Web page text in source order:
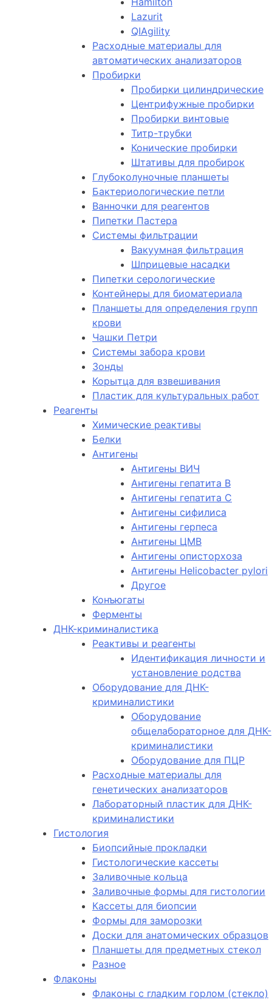
Lazurit
QIAgility
Расходные материалы для
автоматических анализаторов
Пробирки
Пробирки цилиндрические
Центрифужные пробирки
Пробирки винтовые
Титр-трубки
Конические пробирки
Штативы для пробирок
Глубоколуночные планшеты
Бактериологические петли
Ванночки для реагентов
Пипетки Пастера
Системы фильтрации
Вакуумная фильтрация
Шприцевые насадки
Пипетки серологические
Контейнеры для биоматериала
Планшеты для определения групп
крови
Чашки Петри
Системы забора крови
Зонды
Корытца для взвешивания
Пластик для культуральных работ
Реагенты
Химические реактивы
Белки
Антигены
Антигены ВИЧ
Антигены гепатита B
Антигены гепатита C
Антигены сифилиса
Антигены герпеса
Антигены ЦМВ
Антигены описторхоза
Антигены Helicobacter pylori
Другое
Конъюгаты
Ферменты
ДНК-криминалистика
Реактивы и реагенты
Идентификация личности и
установление родства
Оборудование для ДНК-
криминалистики
Оборудование
общелабораторное для ДНК-
криминалистики
Оборудование для ПЦР
Расходные материалы для
генетических анализаторов
Лабораторный пластик для ДНК-
криминалистики
Гистология
Биопсийные прокладки
Гистологические кассеты
Заливочные кольца
Заливочные формы для гистологии
Кассеты для биопсии
Формы для заморозки
Доски для анатомических образцов
Планшеты для предметных стекол
Разное
Флаконы
Флаконы с гладким горлом (стекло)